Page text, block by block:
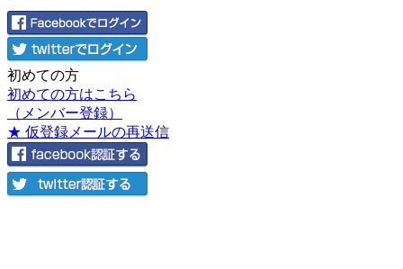
初めての方
初めての方はこちら
（メンバー登録）
★ 仮登録メールの再送信